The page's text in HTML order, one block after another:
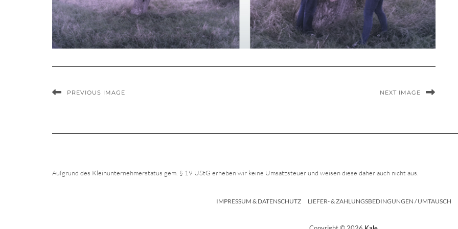
PREVIOUS IMAGE NEXT IMAGE
Aufgrund des Kleinunternehmerstatus gem. § 19 UStG erheben wir keine Umsatzsteuer und weisen diese daher auch nicht aus.
IMPRESSUM & DATENSCHUTZ LIEFER- & ZAHLUNGSBEDINGUNGEN / UMTAUSCH